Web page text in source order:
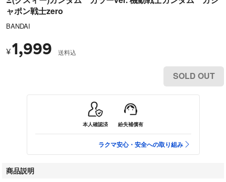
ャポン戦士zero
BANDAI
¥1,999 送料込
SOLD OUT
本人確認済 紛失補償有
ラクマ安心・安全への取り組み
商品説明